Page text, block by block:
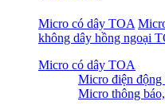
Micro có dây TOA
không dây hồng ngoại
Micro có dây TOA
Micro điện
Micro thông